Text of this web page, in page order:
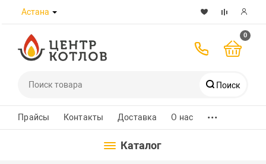
Астана
Поиск
Телефоны
0
Прайсы Контакты Доставка О нас ...
Каталог